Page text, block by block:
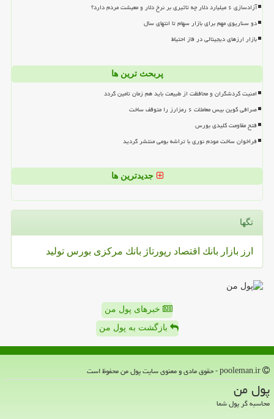
آزادسازی ۶ میلیارد دلار چه تاثیری بر نرخ دلار و معیشت مردم دارد؟
دو سناریوی مهم برای بازار سهام تا انتهای سال
بازار ارزهای دیجیتالی در فاز احتیاط
پربحث ترین ها
امنیت گردشگران و محافظت از طبیعت باید هم زمان تامین گردد
صرافی کوین بیس معاملات ۶ رمزارز را متوقف ساخت
فتح مقاومت کلیدی بورس
فراخوان ساخت مودم نوری با تراشه بومی منتشر گردید
جدیدترین ها
تگها
ارز بازار بانك اقتصاد رپورتاژ بانك مركزی بورس تولید
خبرهای پول من
بازگشت به پول من
پول من
محاسبه گر پول شما